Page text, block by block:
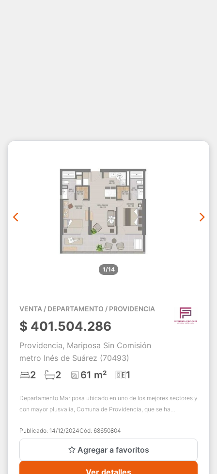
1/14
VENTA / DEPARTAMENTO / PROVIDENCIA
$ 401.504.286
Providencia, Mariposa Sin Comisión
metro Inés de Suárez (70493)
2 2 61 m² 1
Departamento Mariposa ubicado en uno de los mejores sectores y
con mayor plusvalía, Comuna de Providencia, que se ha
Publicado: 14/12/2024Cód: 68650804
Agregar a favoritos
Ver detalles